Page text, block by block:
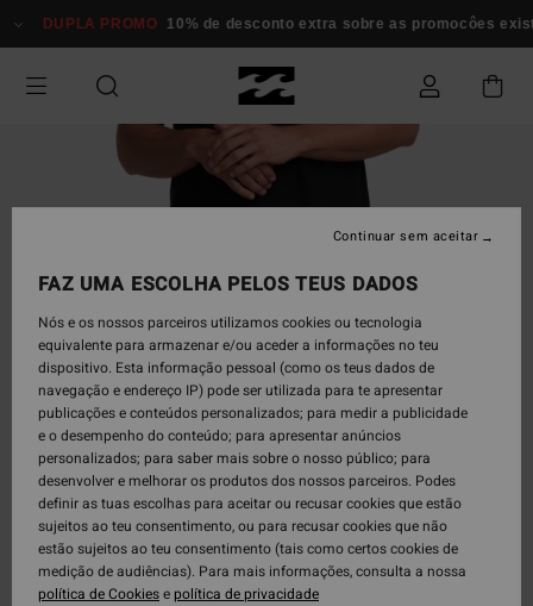
para
informação
DUPLA PROMO 10% de desconto extra sobre as promocôes
FAZ UMA ESCOLHA PELOS TEUS DADOS
Nós e os nossos parceiros utilizamos cookies ou tecnologia
equivalente para armazenar e/ou aceder a informações no teu
dispositivo. Esta informação pessoal (como os teus dados de
navegação e endereço IP) pode ser utilizada para te apresentar
publicações e conteúdos personalizados; para medir a publicidade
e o desempenho do conteúdo; para apresentar anúncios
personalizados; para saber mais sobre o nosso público; para
desenvolver e melhorar os produtos dos nossos parceiros. Podes
definir as tuas escolhas para aceitar ou recusar cookies que estão
sujeitos ao teu consentimento, ou para recusar cookies que não
estão sujeitos ao teu consentimento (tais como certos cookies de
medição de audiências). Para mais informações, consulta a nossa
política de Cookiesepolítica de privacidade
Continuar sem aceitar